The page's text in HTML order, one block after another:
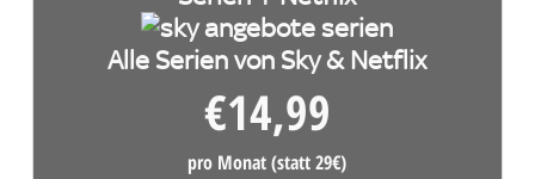
Alle Serien von Sky & Netflix
€14,99
pro Monat (statt 29€)